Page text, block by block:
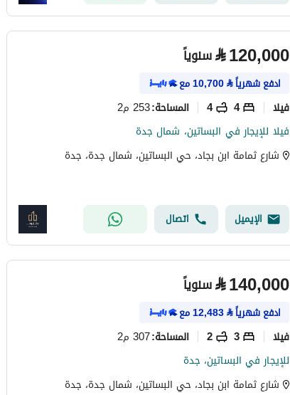
⃁120,000 سنوياً
ادفع شهرياً⃁
10,700مع
فیلا 4
4 المساحة:253 م2
فيلا للإيجار في البساتين، شمال جدة
شارع ثمامة ابن بجاد، حي البساتين، شمال جدة، جدة
الإيميل اتصال
⃁140,000 سنوياً
ادفع شهرياً⃁
12,483مع
فیلا 3
2 المساحة:307 م2
للإيجار في البساتين، جدة
شارع ثمامة ابن بجاد، حي البساتين، شمال جدة، جدة